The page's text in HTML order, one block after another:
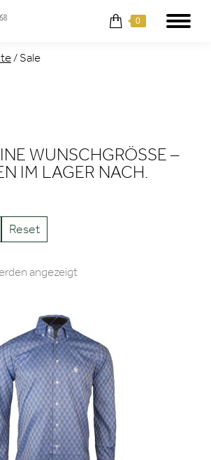
0
/ Sale
WUNSCHGRÖSSE –
IM LAGER NACH.
Reset
angezeigtNach